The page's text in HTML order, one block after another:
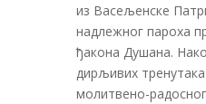
из Васељенске
надлежног пароха
ђакона Душана.
дирљивих
молитвено-